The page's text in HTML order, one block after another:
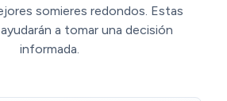
somieres redondos. Estas
a tomar una decisión
informada.